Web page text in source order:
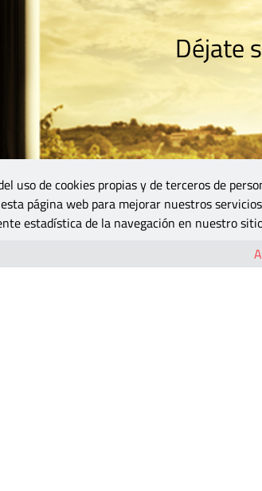
Déjate
uso de cookies propias y de terceros de
página web para mejorar nuestros
estadística de la navegación en nuestro